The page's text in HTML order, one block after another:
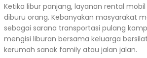
Ketika libur panjang, layanan rental
diburu orang. Kebanyakan masyarakat
sebagai sarana transportasi pulang
mengisi liburan bersama keluarga
kerumah sanak family atau jalan jalan.